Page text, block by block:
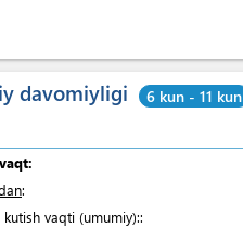
davomiyligi 6 kun - 11 kun
:
vaqti (umumiy)::